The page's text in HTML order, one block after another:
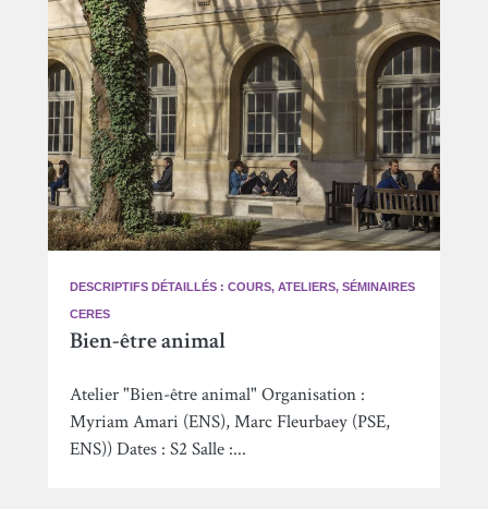
DESCRIPTIFS DÉTAILLÉS : COURS, ATELIERS, SÉMINAIRES
CERES
Bien-être animal
Atelier "Bien-être animal" Organisation :
Myriam Amari (ENS), Marc Fleurbaey (PSE,
ENS)) Dates : S2 Salle :...